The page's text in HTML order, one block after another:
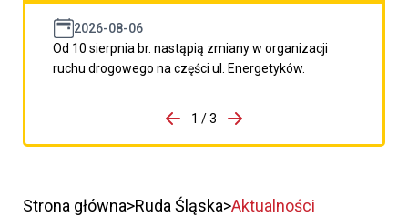
2026-08-06
Od 10 sierpnia br. nastąpią zmiany w organizacji
ruchu drogowego na części ul. Energetyków.
porzpedniego komunikatu
1 / 3
Przejdź do następnego
Strona główna Ruda Śląska Aktualności